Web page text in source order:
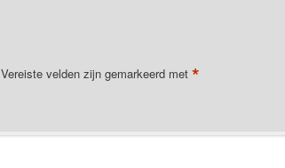
Vereiste velden zijn gemarkeerd met *